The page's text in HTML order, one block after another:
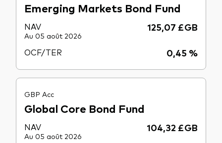
Emerging Markets Bond Fund
NAV 125,07 £GB
Au 05 août 2026
OCF/TER 0,45 %
GBP Acc
Global Core Bond Fund
NAV 104,32 £GB
Au 05 août 2026